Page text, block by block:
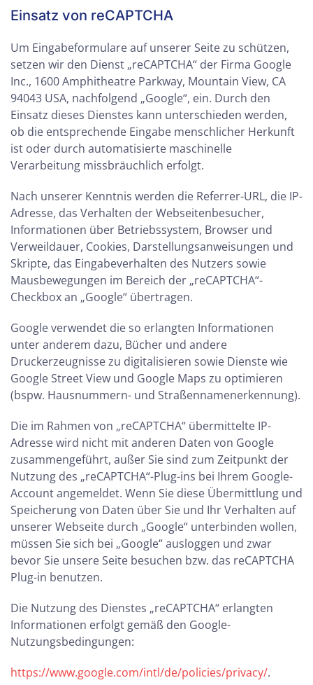
Einsatz von reCAPTCHA
Um Eingabeformulare auf unserer Seite zu schützen,
setzen wir den Dienst „reCAPTCHA“ der Firma Google
Inc., 1600 Amphitheatre Parkway, Mountain View, CA
94043 USA, nachfolgend „Google“, ein. Durch den
Einsatz dieses Dienstes kann unterschieden werden,
ob die entsprechende Eingabe menschlicher Herkunft
ist oder durch automatisierte maschinelle
Verarbeitung missbräuchlich erfolgt.
Nach unserer Kenntnis werden die Referrer-URL, die IP-
Adresse, das Verhalten der Webseitenbesucher,
Informationen über Betriebssystem, Browser und
Verweildauer, Cookies, Darstellungsanweisungen und
Skripte, das Eingabeverhalten des Nutzers sowie
Mausbewegungen im Bereich der „reCAPTCHA“-
Checkbox an „Google“ übertragen.
Google verwendet die so erlangten Informationen
unter anderem dazu, Bücher und andere
Druckerzeugnisse zu digitalisieren sowie Dienste wie
Google Street View und Google Maps zu optimieren
(bspw. Hausnummern- und Straßennamenerkennung).
Die im Rahmen von „reCAPTCHA“ übermittelte IP-
Adresse wird nicht mit anderen Daten von Google
zusammengeführt, außer Sie sind zum Zeitpunkt der
Nutzung des „reCAPTCHA“-Plug-ins bei Ihrem Google-
Account angemeldet. Wenn Sie diese Übermittlung und
Speicherung von Daten über Sie und Ihr Verhalten auf
unserer Webseite durch „Google“ unterbinden wollen,
müssen Sie sich bei „Google“ ausloggen und zwar
bevor Sie unsere Seite besuchen bzw. das reCAPTCHA
Plug-in benutzen.
Die Nutzung des Dienstes „reCAPTCHA“ erlangten
Informationen erfolgt gemäß den Google-
Nutzungsbedingungen:
https://www.google.com/intl/de/policies/privacy/.